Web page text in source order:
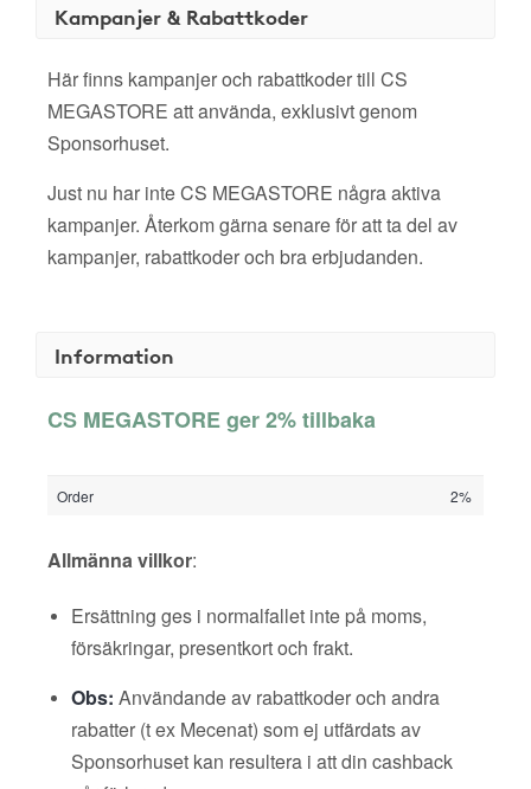
Kampanjer & Rabattkoder
Här finns kampanjer och rabattkoder till CS
MEGASTORE att använda, exklusivt genom
Sponsorhuset.
Just nu har inte CS MEGASTORE några aktiva
kampanjer. Återkom gärna senare för att ta del av
kampanjer, rabattkoder och bra erbjudanden.
Information
CS MEGASTORE ger 2% tillbaka
Order 2%
Allmänna villkor:
Ersättning ges i normalfallet inte på moms,
försäkringar, presentkort och frakt.
Obs: Användande av rabattkoder och andra
rabatter (t ex Mecenat) som ej utfärdats av
Sponsorhuset kan resultera i att din cashback